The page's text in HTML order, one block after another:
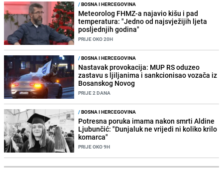
/BOSNA I HERCEGOVINA
Meteorolog FHMZ-a najavio kišu i pad
temperatura: "Jedno od najsvježijih ljeta
posljednjih godina"
PRIJE OKO 20H
/BOSNA I HERCEGOVINA
Nastavak provokacija: MUP RS oduzeo
zastavu s ljiljanima i sankcionisao vozača iz
Bosanskog Novog
PRIJE 2 DANA
/BOSNA I HERCEGOVINA
Potresna poruka imama nakon smrti Aldine
Ljubunčić: "Dunjaluk ne vrijedi ni koliko krilo
komarca"
PRIJE OKO 9H